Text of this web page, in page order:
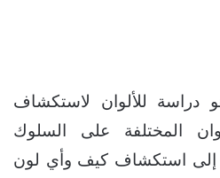
للألوان لاستكشاف
المختلفة على السلوك
إلى استكشاف كيف وأي لون